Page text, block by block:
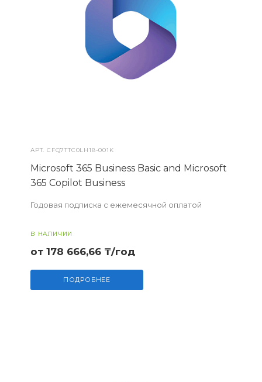
АРТ.CFQ7TTC0LH18-001K
Microsoft 365 Business Basic and Microsoft
365 Copilot Business
Годовая подписка с ежемесячной оплатой
В НАЛИЧИИ
от 178 666,66 ₸/год
ПОДРОБНЕЕ